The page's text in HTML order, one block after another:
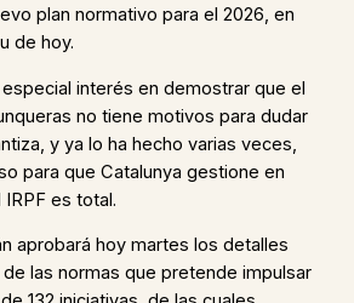
plan normativo para el 2026, en
de hoy.
interés en demostrar que el
no tiene motivos para dudar
y ya lo ha hecho varias veces,
para que Catalunya gestione en
es total.
aprobará hoy martes los detalles
las normas que pretende impulsar